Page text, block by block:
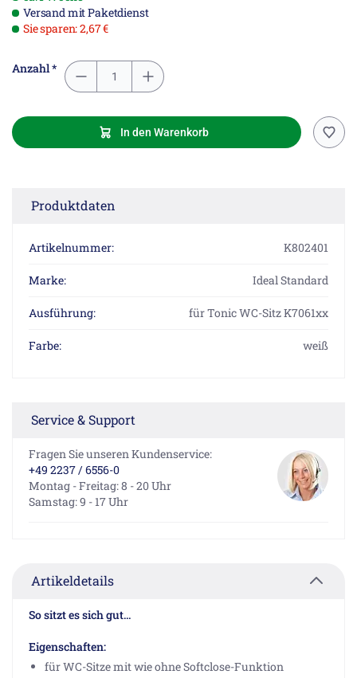
Versand mit Paketdienst
Sie sparen: 2,67 €
Anzahl *
In den Warenkorb
Produktdaten
Artikelnummer: K802401
Marke: Ideal Standard
Ausführung: für Tonic WC-Sitz K7061xx
Farbe: weiß
Service & Support
Fragen Sie unseren Kundenservice:
+49 2237 / 6556-0
Montag - Freitag: 8 - 20 Uhr
Samstag: 9 - 17 Uhr
Artikeldetails
So sitzt es sich gut...
Eigenschaften:
für WC-Sitze mit wie ohne Softclose-Funktion